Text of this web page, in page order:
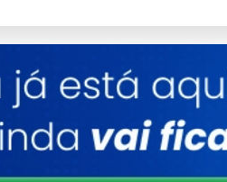
suaves, é ideal para diversas
reduzindo custos e impacto
Litros